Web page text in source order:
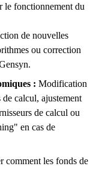
le fonctionnement du
de nouvelles
ou correction
: Modification
de calcul, ajustement
de calcul ou
en cas de
comment les fonds de